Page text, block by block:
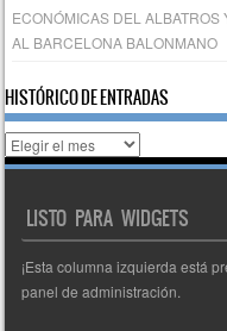
ECONÓMICAS DEL
AL BARCELONA BALONMANO
HISTÓRICO DE ENTRADAS
Histórico
de
LISTO PARA WIDGETS
¡Esta columna izquierda está
panel de administración.